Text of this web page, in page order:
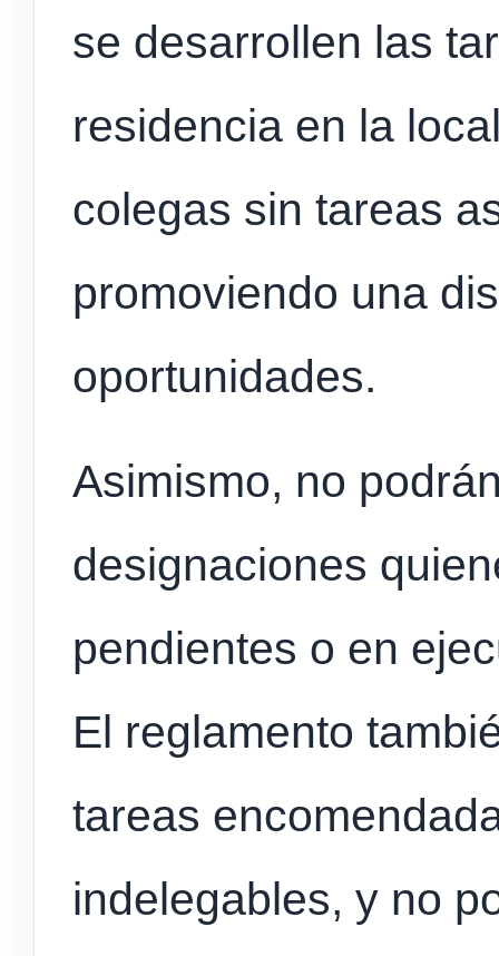
se desarrollen las
residencia en la
colegas sin tareas
promoviendo una
oportunidades.
Asimismo, no
designaciones
pendientes o en
El reglamento
tareas
indelegables, y no